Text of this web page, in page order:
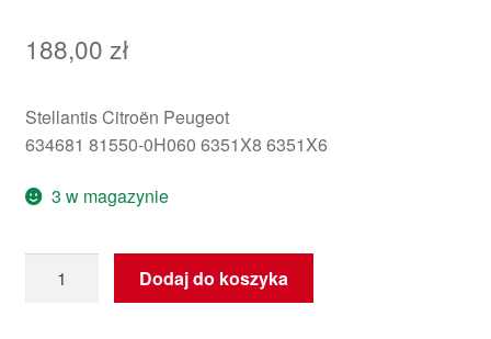
188,00 zł
Stellantis Citroën Peugeot
634681 81550-0H060 6351X8 6351X6
3 w magazynie
Gniazdo
Dodaj do koszyka